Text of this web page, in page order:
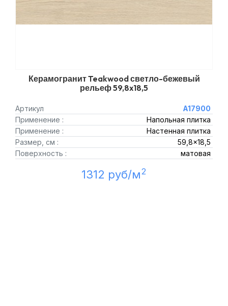
Керамогранит Teakwood светло-бежевый
рельеф 59,8x18,5
Артикул
A17900
Применение :
Напольная плитка
Применение :
Настенная плитка
Размер, см :
59,8x18,5
Поверхность :
матовая
1312 руб/м2